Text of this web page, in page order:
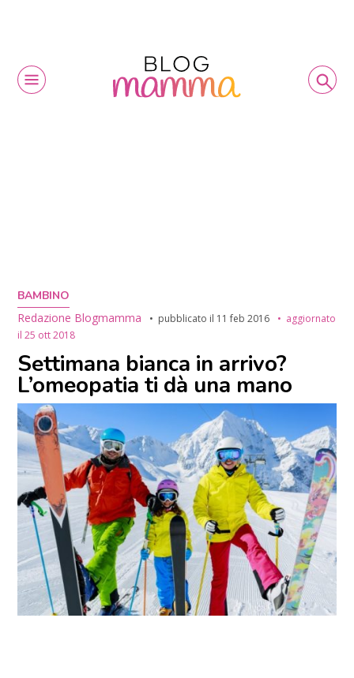
BAMBINO
Redazione Blogmamma
pubblicato il 11 feb 2016
aggiornato
il25 ott 2018
Settimana bianca in arrivo?
L’omeopatia ti dà una mano